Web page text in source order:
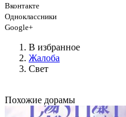
Вконтакте
Одноклассники
Google+
В избранное
Жалоба
Свет
Похожие дорамы